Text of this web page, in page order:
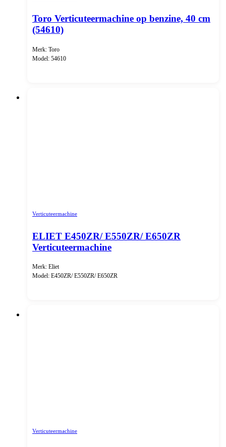
Toro Verticuteermachine op benzine, 40 cm
(54610)
Merk: Toro
Model: 54610
Verticuteermachine
ELIET E450ZR/ E550ZR/ E650ZR
Verticuteermachine
Merk: Eliet
Model: E450ZR/ E550ZR/ E650ZR
Verticuteermachine